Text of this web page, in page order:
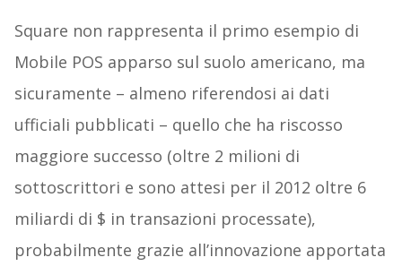
Square non rappresenta il primo esempio di
Mobile POS apparso sul suolo americano, ma
sicuramente – almeno riferendosi ai dati
ufficiali pubblicati – quello che ha riscosso
maggiore successo (oltre 2 milioni di
sottoscrittori e sono attesi per il 2012 oltre 6
miliardi di $ in transazioni processate),
probabilmente grazie all’innovazione apportata